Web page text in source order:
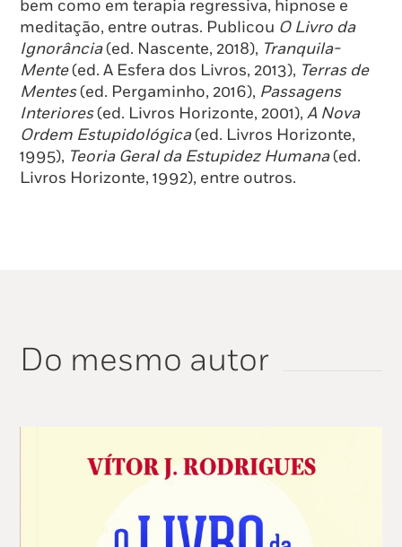
bem como em terapia regressiva, hipnose e
meditação, entre outras. Publicou O Livro da
Ignorância(ed. Nascente, 2018), Tranquila-
Mente(ed. A Esfera dos Livros, 2013), Terras de
Mentes(ed. Pergaminho, 2016), Passagens
Interiores(ed. Livros Horizonte, 2001), A Nova
Ordem Estupidológica(ed. Livros Horizonte,
1995), Teoria Geral da Estupidez Humana(ed.
Livros Horizonte, 1992), entre outros.
Do mesmo autor